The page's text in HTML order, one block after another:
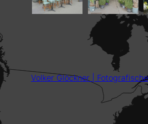
Volker Glöckner |